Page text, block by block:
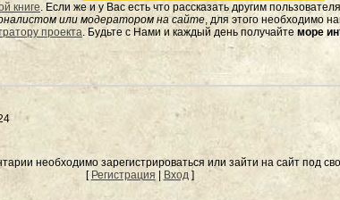
книге. Если же и у Вас есть что рассказать другим
или модератором на сайте, для этого необходимо
проекта. Будьте с Нами и каждый день получайте море
необходимо зарегистрироваться или зайти на сайт под
[ Регистрация Вход]